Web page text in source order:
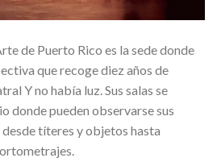
de Puerto Rico es la sede donde
que recoge diez años de
Y no había luz. Sus salas se
donde pueden observarse sus
títeres y objetos hasta